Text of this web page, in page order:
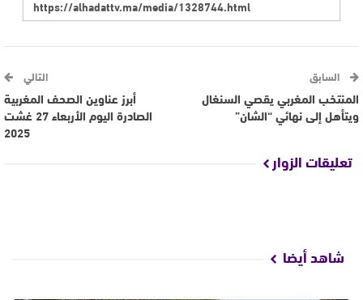
السابق
المنتخب المغربي يقصي السنغال
ويتأهل إلى نهائي “الشان”
التالي
أبرز عناوين الصحف المغربية
الصادرة اليوم الأربعاء 27 غشت
2025
تعليقات الزوار
شاهد أيضا